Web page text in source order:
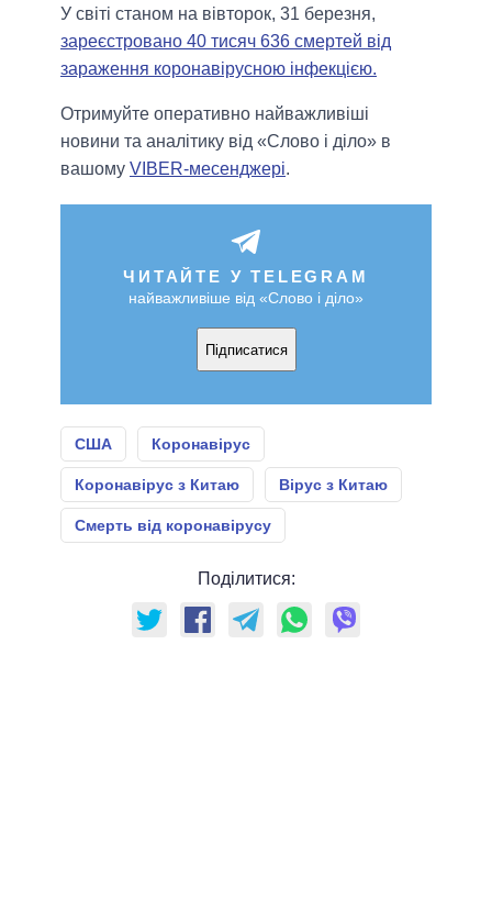
У світі станом на вівторок, 31 березня,
зареєстровано 40 тисяч 636 смертей від
зараження коронавірусною інфекцією.
Отримуйте оперативно найважливіші
новини та аналітику від «Слово і діло» в
вашому VIBER-месенджері.
ЧИТАЙТЕ У TELEGRAM
найважливіше від «Слово і діло»
Підписатися
США Коронавірус
Коронавірус з Китаю Вірус з Китаю
Смерть від коронавірусу
Поділитися: